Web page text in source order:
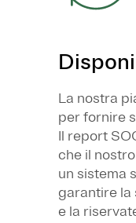
La nostra
per fornire
Il report
che il
un sistema
garantire la
e la